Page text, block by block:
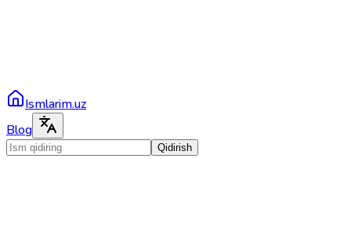
Ismlarim.uz
Blog
Qidirish